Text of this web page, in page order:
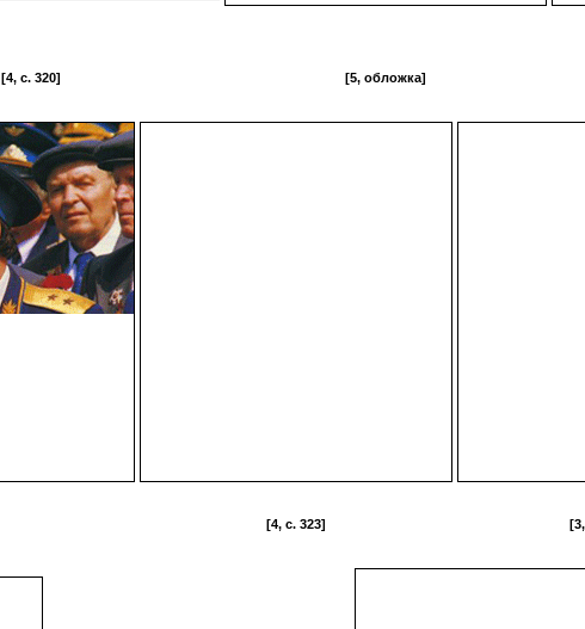
[4, c. 320] [5, обложка]
[4, c. 323]